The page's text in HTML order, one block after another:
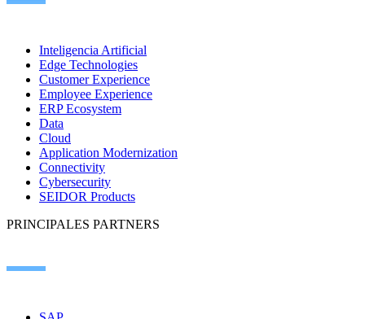
Inteligencia Artificial
Edge Technologies
Customer Experience
Employee Experience
ERP Ecosystem
Data
Cloud
Application Modernization
Connectivity
Cybersecurity
SEIDOR Products
PRINCIPALES PARTNERS